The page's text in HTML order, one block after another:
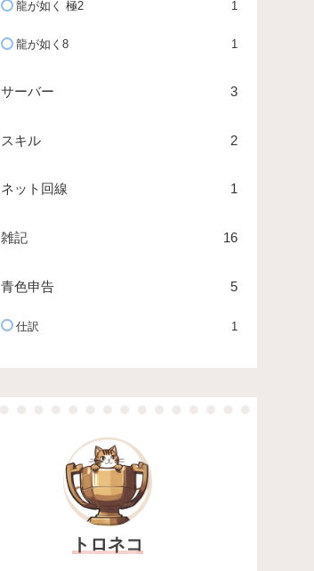
龍が如く 極2 1
龍が如く8 1
サーバー 3
スキル 2
ネット回線 1
雑記 16
青色申告 5
仕訳 1
トロネコ